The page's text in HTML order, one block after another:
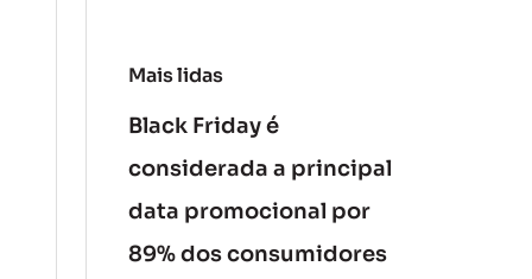
Mais lidas
Black Friday é
considerada a principal
data promocional por
89% dos consumidores